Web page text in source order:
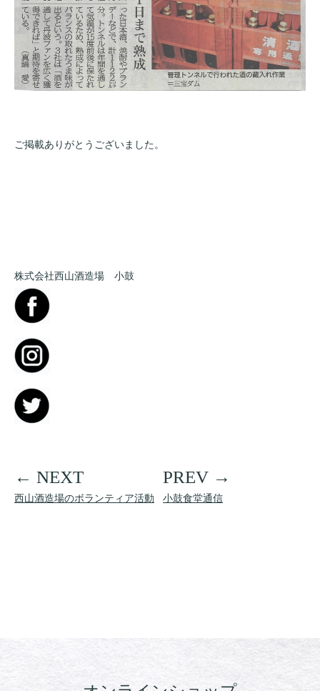
ご掲載ありがとうございました。
株式会社西山酒造場 小鼓
西山酒造場のボランティア活動 小鼓食堂通信